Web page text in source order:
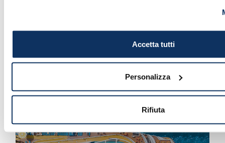
Accetta tutti
Personalizza
Rifiuta
servicio del Puerto de
cruceristas